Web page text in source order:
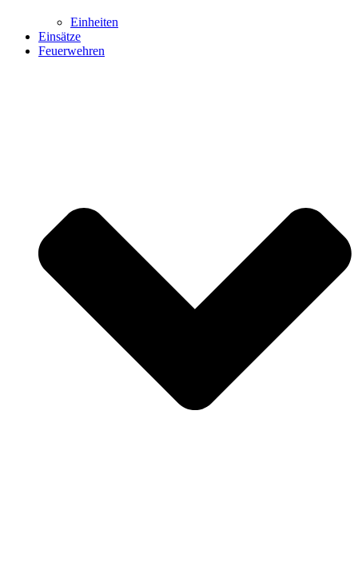
Einheiten
Einsätze
Feuerwehren